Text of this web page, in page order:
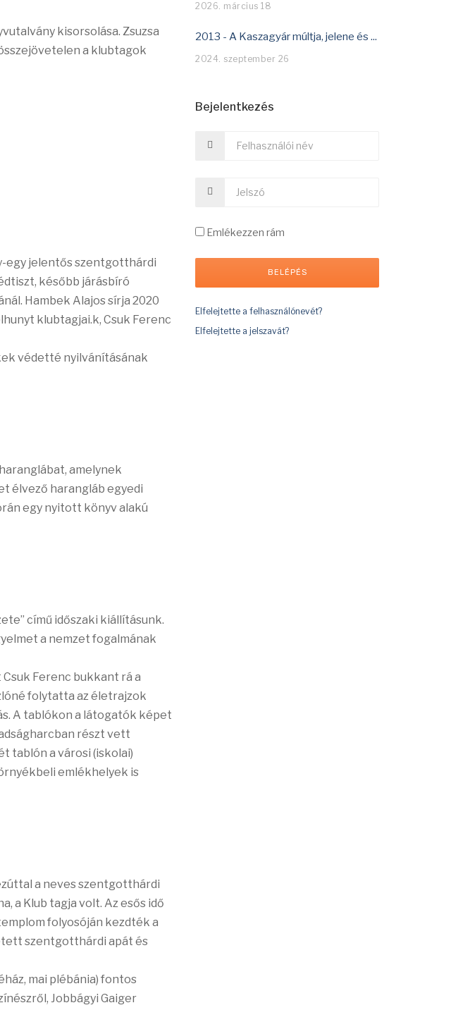
kisorsolása. Zsuzsa
a klubtagok
egy jelentős szentgotthárdi
később járásbíró
Hambek Alajos sírja 2020
klubtagjai.k, Csuk Ferenc
védetté nyilvánításának
amelynek
élvező harangláb egyedi
egy nyitott könyv alakú
című időszaki kiállításunk.
a nemzet fogalmának
Ferenc bukkant rá a
folytatta az életrajzok
A tablókon a látogatók képet
részt vett
tablón a városi (iskolai)
emlékhelyek is
a neves szentgotthárdi
a Klub tagja volt. Az esős idő
folyosóján kezdték a
szentgotthárdi apát és
mai plébánia) fontos
Jobbágyi Gaiger
2026. március 18
2013 - A Kaszagyár múltja, jelene és ...
2024. szeptember 26
Bejelentkezés
Emlékezzen rám
Elfelejtette a felhasználónevét?
Elfelejtette a jelszavát?